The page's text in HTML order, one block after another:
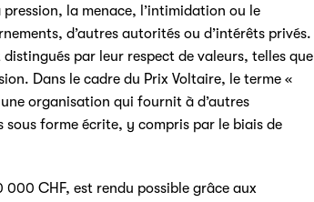
la menace, l’intimidation ou le
d’autres autorités ou d’intérêts privés.
distingués par leur respect de valeurs, telles que
Dans le cadre du Prix Voltaire, le terme «
organisation qui fournit à d’autres
sous forme écrite, y compris par le biais de
000 CHF, est rendu possible grâce aux